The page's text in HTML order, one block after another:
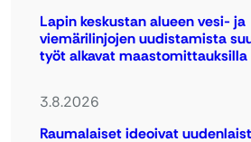
Lapin keskustan alueen vesi- ja
viemärilinjojen uudistamista
työt alkavat maastomittauksilla
3.8.2026
Raumalaiset ideoivat